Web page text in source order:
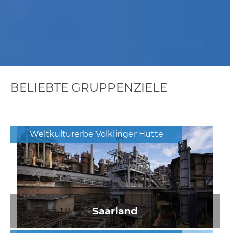
BELIEBTE GRUPPENZIELE
Weltkulturerbe Völklinger Hütte
Saarland